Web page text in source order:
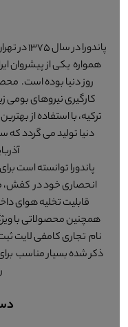
پاندورا در
همواره یکی از پیشروان
روز دنیا بوده است.
کارگیری نیروهای بومی
ترکیه، با استفاده از
دنیا تولید می گردد که
پاندورا توانسته است
انحصاری خود در کفش،
قابلیت تخلیه هوای
همچنین محصولاتی با
نام تجاری کامفی لایت
ذکر شده بسیار مناسب